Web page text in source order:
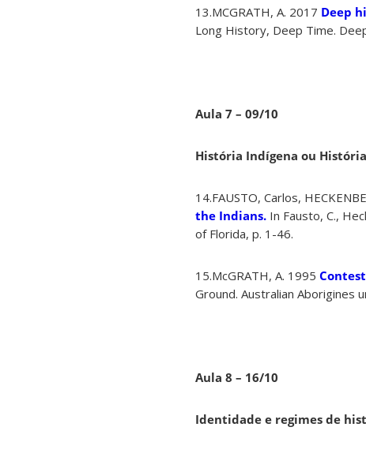
13.MCGRATH, A. 2017 Deep
Long History, Deep Time.
Aula 7 – 09/10
História Indígena ou
14.FAUSTO, Carlos,
the Indians. In Fausto, C.,
of Florida, p. 1-46.
15.McGRATH, A. 1995
Ground. Australian Aborigines
Aula 8 – 16/10
Identidade e regimes de